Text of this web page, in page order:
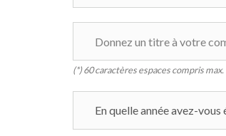
(*) 60 caractères espaces compris max.